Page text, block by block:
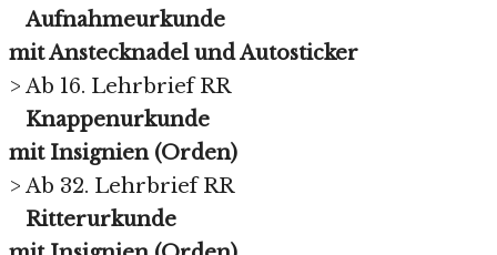
Aufnahmeurkunde
mit Anstecknadel und Autosticker
> Ab 16. Lehrbrief RR
Knappenurkunde
mit Insignien (Orden)
> Ab 32. Lehrbrief RR
Ritterurkunde